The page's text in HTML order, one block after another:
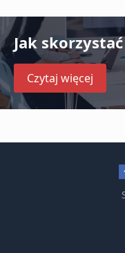
Jak skorzystać
Czytaj więcej